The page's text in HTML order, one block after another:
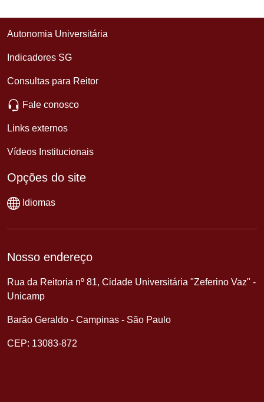
Autonomia Universitária
Indicadores SG
Consultas para Reitor
Fale conosco
Links externos
Vídeos Institucionais
Opções do site
Idiomas
Nosso endereço
Rua da Reitoria nº 81, Cidade Universitária "Zeferino Vaz" -
Unicamp
Barão Geraldo - Campinas - São Paulo
CEP: 13083-872